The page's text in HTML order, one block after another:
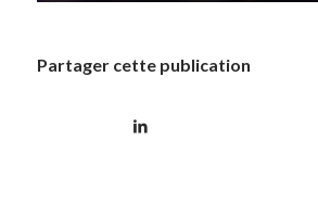
Partager cette publication